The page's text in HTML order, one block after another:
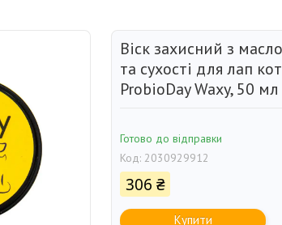
Віск захисний з
та сухості для лап
ProbioDay Waxy, 50 мл
Готово до відправки
Код: 2030929912
306 ₴
Купити